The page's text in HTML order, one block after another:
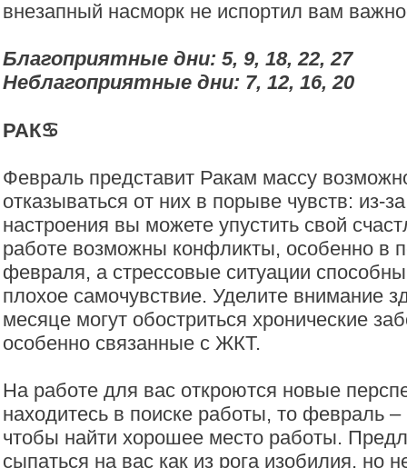
внезапный насморк не испортил вам
Благоприятные дни: 5, 9, 18, 22, 27
Неблагоприятные дни: 7, 12, 16, 20
РАК♋️
Февраль представит Ракам массу
отказываться от них в порыве чувств: из-
настроения вы можете упустить свой
работе возможны конфликты, особенно в
февраля, а стрессовые ситуации
плохое самочувствие. Уделите внимание
месяце могут обостриться хронические
особенно связанные с ЖКТ.
На работе для вас откроются новые
находитесь в поиске работы, то февраль
чтобы найти хорошее место работы.
сыпаться на вас как из рога изобилия, но